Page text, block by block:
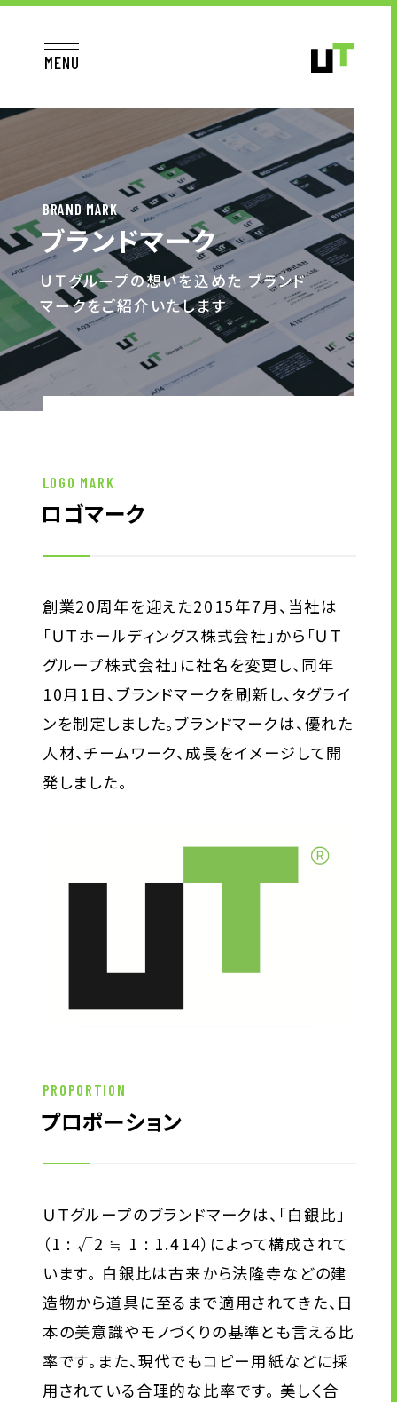
MENU
TOP
お仕事をお探しの方へ
お仕事をお探しの方へTOP
はたらく人への想い
UTグループの歩み
企業のご担当者様へ
お問い合わせ・ご相談
中途採用に関して
PR・ホームページに関して
U-LIFE
サステナビリティ
JP EN
BRAND MARK
ブランドマーク
ＵＴグループの想いを込めた ブランド
マークをご紹介いたします
LOGO MARK
ロゴマーク
創業20周年を迎えた2015年7月、当社は
「ＵＴホールディングス株式会社」から「ＵＴ
グループ株式会社」に社名を変更し、同年
10月1日、ブランドマークを刷新し、タグライ
ンを制定しました。ブランドマークは、優れた
人材、チームワーク、成長をイメージして開
発しました。
PROPORTION
プロポーション
ＵＴグループのブランドマークは、「白銀比」
（1 : √2 ≒ 1 : 1.414）によって構成されて
います。 白銀比は古来から法隆寺などの建
造物から道具に至るまで適用されてきた、日
本の美意識やモノづくりの基準とも言える比
率です。また、現代でもコピー用紙などに採
用されている合理的な比率です。 美しく合